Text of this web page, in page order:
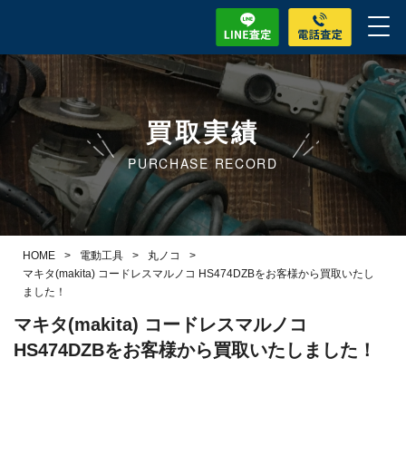
買取実績
PURCHASE RECORD
HOME > 電動工具 > 丸ノコ
>
マキタ(makita) コードレスマルノコ HS474DZBをお客様から買取いたし
ました！
マキタ(makita) コードレスマルノコ
HS474DZBをお客様から買取いたしました！